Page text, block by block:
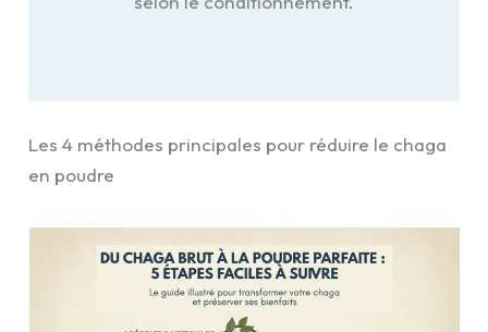
Les 4 méthodes principales pour réduire le chaga
en poudre